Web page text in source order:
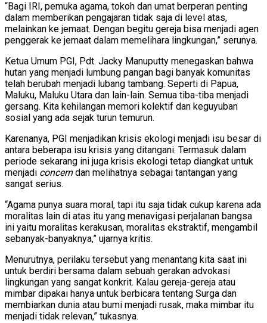
“Bagi IRI, pemuka agama, tokoh dan umat berperan penting
dalam memberikan pengajaran tidak saja di level atas,
melainkan ke jemaat. Dengan begitu gereja bisa menjadi agen
penggerak ke jemaat dalam memelihara lingkungan,” serunya.
Ketua Umum PGI, Pdt. Jacky Manuputty menegaskan bahwa
hutan yang menjadi lumbung pangan bagi banyak komunitas
telah berubah menjadi lubang tambang. Seperti di Papua,
Maluku, Maluku Utara dan lain-lain. Semua tiba-tiba menjadi
gersang. Kita kehilangan memori kolektif dan keguyuban
sosial yang ada sejak turun temurun.
Karenanya, PGI menjadikan krisis ekologi menjadi isu besar di
antara beberapa isu krisis yang ditangani. Termasuk dalam
periode sekarang ini juga krisis ekologi tetap diangkat untuk
menjadi concerndan melihatnya sebagai tantangan yang
sangat serius.
“Agama punya suara moral, tapi itu saja tidak cukup karena ada
moralitas lain di atas itu yang menavigasi perjalanan bangsa
ini yaitu moralitas kerakusan, moralitas ekstraktif, mengambil
sebanyak-banyaknya,” ujarnya kritis.
Menurutnya, perilaku tersebut yang menantang kita saat ini
untuk berdiri bersama dalam sebuah gerakan advokasi
lingkungan yang sangat konkrit. Kalau gereja-gereja atau
mimbar dipakai hanya untuk berbicara tentang Surga dan
membiarkan dunia atau bumi menjadi rusak, maka mimbar itu
menjadi tidak relevan,” tukasnya.